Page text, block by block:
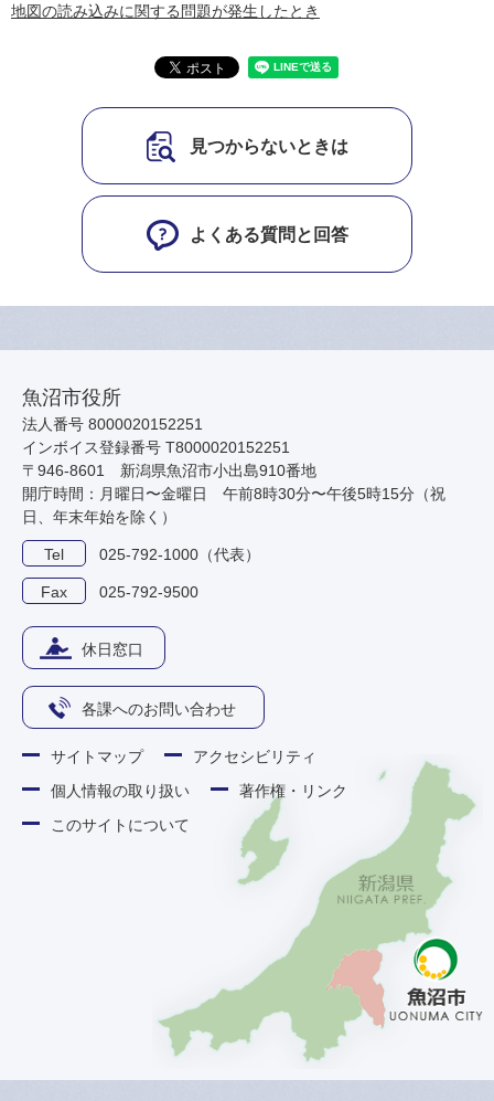
地図の読み込みに関する問題が発生したとき
見つからないときは
よくある質問と回答
魚沼市役所
法人番号 8000020152251
インボイス登録番号 T8000020152251
〒946-8601 新潟県魚沼市小出島910番地
開庁時間：月曜日〜金曜日 午前8時30分〜午後5時15分（祝
日、年末年始を除く）
Tel 025-792-1000（代表）
Fax 025-792-9500
休日窓口
各課へのお問い合わせ
サイトマップ
アクセシビリティ
個人情報の取り扱い
著作権・リンク
このサイトについて